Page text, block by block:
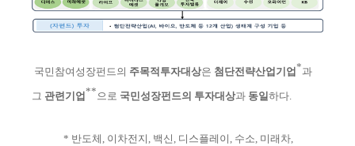
국민참여성장펀드의 주목적투자대상은 첨단전략산업기업 *과
그 관련기 업 **으로 국민성장펀드의 투자대상과 동일하다.
* 반도체, 이차전지, 백신, 디스플레이, 수소, 미래차,